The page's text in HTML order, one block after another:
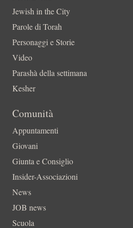
Jewish in the City
Parole di Torah
Personaggi e Storie
Video
Parashà della settimana
Kesher
Comunità
Appuntamenti
Giovani
Giunta e Consiglio
Insider-Associazioni
News
JOB news
Scuola